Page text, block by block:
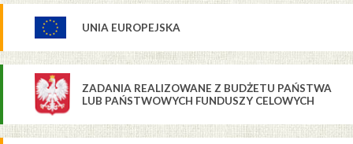
UNIA EUROPEJSKA
ZADANIA REALIZOWANE Z BUDŻETU PAŃSTWA
LUB PAŃSTWOWYCH FUNDUSZY CELOWYCH